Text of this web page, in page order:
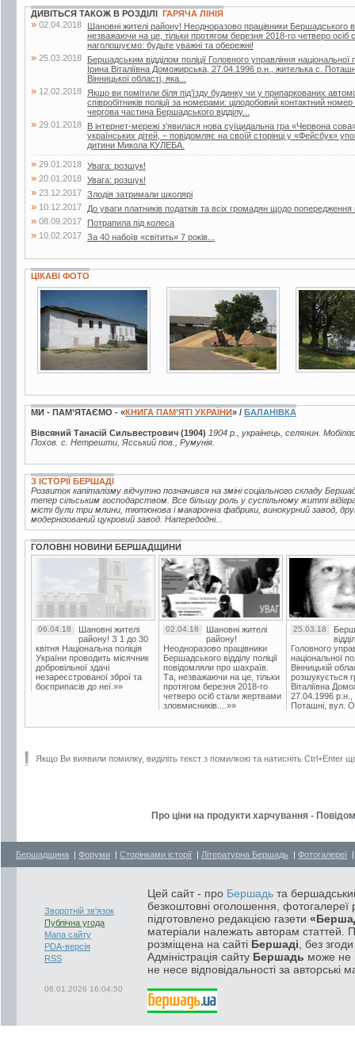
ДИВІТЬСЯ ТАКОЖ В РОЗДІЛІ ГАРЯЧА ЛІНІЯ
» 02.04.2018
Шановні жителі району! Неодноразово працівники Бершадського
незважаючи на це, тільки протягом березня 2018-го четверо
наголошуємо: будьте уважні та обережні!
» 25.03.2018
Бершадським відділом поліції Головного управління національної
Ірина Віталіївна Доможирська, 27.04.1996 р.н., жителька с.
Вінницької області, яка...
» 12.02.2018
Якщо ви помітили біля під’їзду будинку чи у припаркованих
співробітників поліції за номерами: цілодобовий контактний
чергова частина Бершадського відділу...
» 29.01.2018
В інтернет-мережі з’явилася нова суїцидальна гра «Червона
українських дітей, – повідомляє на своїй сторінці у «Фейсбук»
дитини Микола КУЛЕБА.
» 29.01.2018 Увага: розшук!
» 20.01.2018 Увага: розшук!
» 23.12.2017 Злодія затримали школярі
» 10.12.2017 До уваги платників податків та всіх громадян щодо
» 08.09.2017 Потрапила під колеса
» 10.02.2017 За 40 набоїв «світить» 7 років...
ЦІКАВІ ФОТО
25 фото
МИ - ПАМ’ЯТАЄМО - «КНИГА ПАМ’ЯТІ УКРАЇНИ» / БАЛАНІВКА
Вівсяний Танасій Сильвестрович (1904) 1904 р., українець, селянин.
Похов. с. Нетрешти, Ясський пов., Румунія.
З ІСТОРІЇ БЕРШАДІ
Розвиток капіталізму відчутно позначився на зміні соціального складу
тепер сільським господарством. Все більшу роль у суспільному житті
місті були три млини, тютюнова і макаронна фабрики, винокурний завод,
модернізований цукровий завод. Напередодні...
ГОЛОВНІ НОВИНИ БЕРШАДЩИНИ
06.04.18
Шановні жителі
району! З 1 до 30
квітня Національна поліція
України проводить місячник
добровільної здачі
незареєстрованої зброї та
боєприпасів до неї.»»
02.04.18
Шановні жителі
району!
Неодноразово працівники
Бершадського відділу поліції
повідомляли про шахраїв.
Та, незважаючи на це, тільки
протягом березня 2018-го
четверо осіб стали жертвами
зловмисників....»»
25.03.18
Головного
національної
Вінницькій
розшукується
Віталіївна
27.04.1996 р.н.,
Поташні, вул.
Якщо Ви виявили помилку, виділіть текст з помилкою та натисніть Ctrl+Enter
Про ціни на продукти харчування -
Бершадщина | Форуми | Сторінками історії | Літературна Бершадь | Фотогалереї
Зворотній зв'язок
Публічна угода
Мапа сайту
PDA-версія
RSS
08.01.2026 16:04:50
Цей сайт - про Бершадь та
безкоштовні оголошення, фотогалереї
підготовлено редакцією газети
матеріали належать авторам статтей.
розміщена на сайті Бершаді , без
Адміністрація сайту Бершадь може не
не несе відповідальності за авторські